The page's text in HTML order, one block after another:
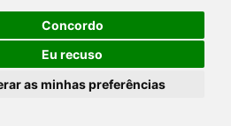
Concordo
Eu recuso
as minhas preferências